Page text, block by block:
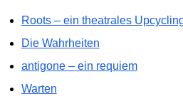
Roots – ein theatrales
Die Wahrheiten
antigone – ein requiem
Warten